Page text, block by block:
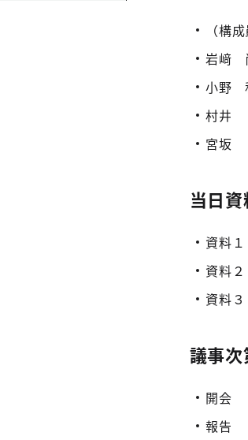
（構成
岩﨑
小野
村井
宮坂
当日資
資料
資料
資料
議事次
開会
報告